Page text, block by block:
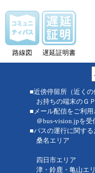
路線図 遅延証明書
■近傍停留所（近くの
お持ちの端末のＧ
■メール配信をご利用
＠bus-vision.jpを受
■バスの運行に関する
桑名エリア ：
：八風バ
四日市エリア
津・鈴鹿・亀山エ